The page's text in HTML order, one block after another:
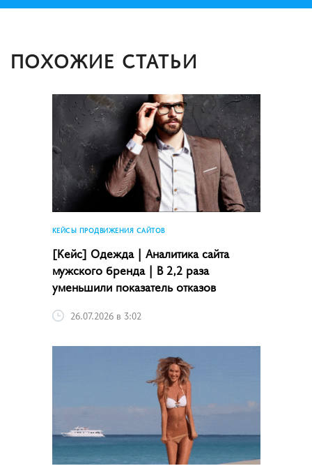
ПОХОЖИЕ СТАТЬИ
КЕЙСЫ ПРОДВИЖЕНИЯ САЙТОВ
[Кейс] Одежда | Аналитика сайта
мужского бренда | В 2,2 раза
уменьшили показатель отказов
26.07.2026 в 3:02